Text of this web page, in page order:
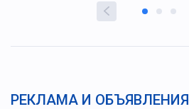
РЕКЛАМА И ОБЪЯВЛЕНИЯ